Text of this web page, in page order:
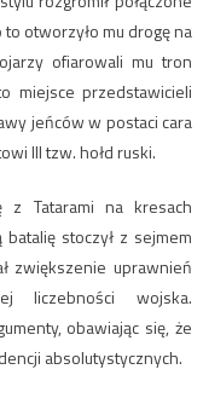
otworzyło mu drogę na
ofiarowali mu tron
miejsce przedstawicieli
jeńców w postaci cara
III tzw. hołd ruski.
z Tatarami na kresach
stoczył z sejmem
zwiększenie uprawnień
liczebności wojska.
obawiając się, że
absolutystycznych.